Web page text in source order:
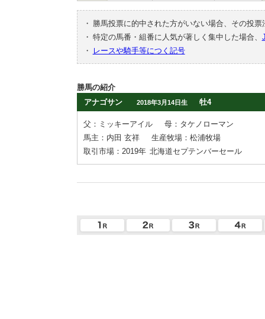
・
勝馬投票に的中された方がいない場合、その投
・ 特定の馬番・組番に人気が著しく集中した場合、
・
レースや騎手等につく記号
勝馬の紹介
アナゴサン
2018年3月14日生 牡4
父：ミッキーアイル
母：タケノローマン
馬主：内田 玄祥
生産牧場：松浦牧場
取引市場：2019年 北海道セプテンバーセール